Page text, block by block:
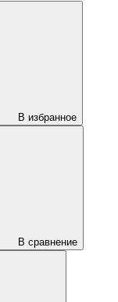
В избранное
В сравнение